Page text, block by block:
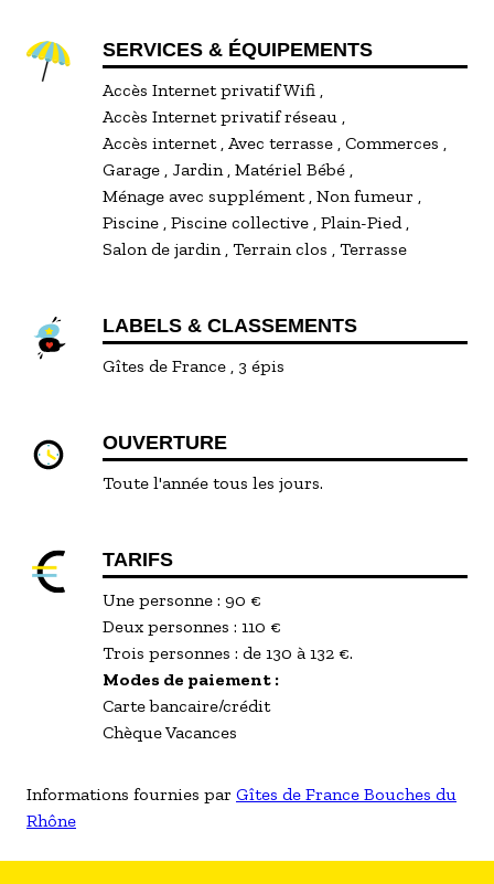
SERVICES & ÉQUIPEMENTS
Accès Internet privatif Wifi
Accès Internet privatif réseau
Accès internet Avec terrasse Commerces
Garage
Jardin Matériel Bébé
Ménage avec supplément Non fumeur
Piscine Piscine collective Plain-Pied
Salon de jardin Terrain clos Terrasse
LABELS & CLASSEMENTS
Gîtes de France 3 épis
OUVERTURE
Toute l'année tous les jours.
TARIFS
Une personne : 90 €
Deux personnes : 110 €
Trois personnes : de 130 à 132 €.
Modes de paiement :
Carte bancaire/crédit
Chèque Vacances
Informations fournies par Gîtes de France Bouches du
Rhône